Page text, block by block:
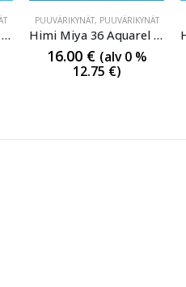
Himi Miya 24 Aquarel pencil
PUUVÄRIKYNÄT, PUUVÄRIKYNÄT
Himi Miya 36 Aquarel pencil
16.00 € (alv 0 %
12.75 €)